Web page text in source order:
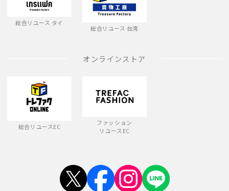
総合リユース タイ
総合リユース 台湾
オンラインストア
総合リユースEC
ファッション
リユースEC